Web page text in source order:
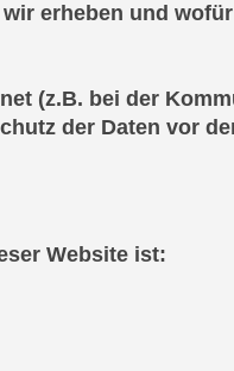
erheben und
(z.B. bei der
der Daten vor
Website ist: